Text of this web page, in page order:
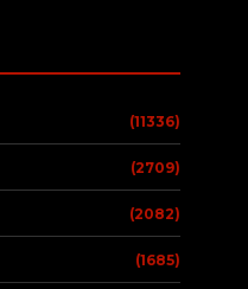
(11336)
(2709)
(2082)
(1685)